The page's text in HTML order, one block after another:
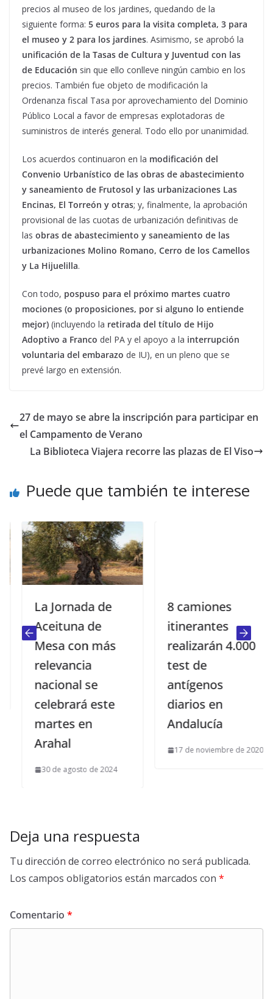
precios al museo de los jardines, quedando de la
siguiente forma: 5 euros para la visita completa, 3 para
el museo y 2 para los jardines. Asimismo, se aprobó la
unificación de la Tasas de Cultura y Juventud con las
de Educación sin que ello conlleve ningún cambio en los
precios. También fue objeto de modificación la
Ordenanza fiscal Tasa por aprovechamiento del Dominio
Público Local a favor de empresas explotadoras de
suministros de interés general. Todo ello por unanimidad.
Los acuerdos continuaron en la modificación del
Convenio Urbanístico de las obras de abastecimiento
y saneamiento de Frutosol y las urbanizaciones Las
Encinas, El Torreón y otras; y, finalmente, la aprobación
provisional de las cuotas de urbanización definitivas de
las obras de abastecimiento y saneamiento de las
urbanizaciones Molino Romano, Cerro de los Camellos
y La Hijuelilla.
Con todo, pospuso para el próximo martes cuatro
mociones (o proposiciones, por si alguno lo entiende
mejor) (incluyendo la retirada del título de Hijo
Adoptivo a Franco del PA y el apoyo a la interrupción
voluntaria del embarazo de IU), en un pleno que se
prevé largo en extensión.
27 de mayo se abre la inscripción para participar en
el Campamento de Verano
La Biblioteca Viajera recorre las plazas de El Viso
Puede que también te interese
La Jornada de
Aceituna de
Mesa con más
relevancia
nacional se
celebrará este
martes en
Arahal
30 de agosto de 2024
8 camiones
itinerantes
realizarán 4.000
test de
antígenos
diarios en
Andalucía
17 de noviembre de 2020
Deja una respuesta
Tu dirección de correo electrónico no será publicada.
Los campos obligatorios están marcados con *
Comentario *